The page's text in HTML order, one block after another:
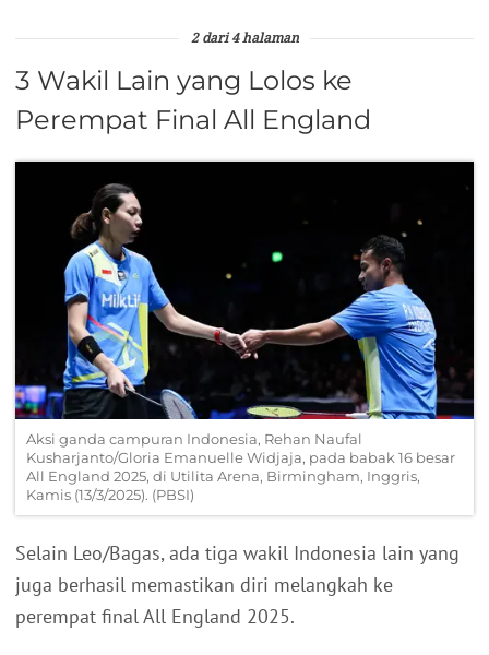
2 dari 4 halaman
3 Wakil Lain yang Lolos ke
Perempat Final All England
Aksi ganda campuran Indonesia, Rehan Naufal
Kusharjanto/Gloria Emanuelle Widjaja, pada babak 16 besar
All England 2025, di Utilita Arena, Birmingham, Inggris,
Kamis (13/3/2025). (PBSI)
Selain Leo/Bagas, ada tiga wakil Indonesia lain yang
juga berhasil memastikan diri melangkah ke
perempat final All England 2025.